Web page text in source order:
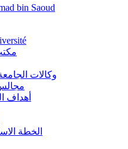
bin Saoud
وكالات
أهداف
الخطة